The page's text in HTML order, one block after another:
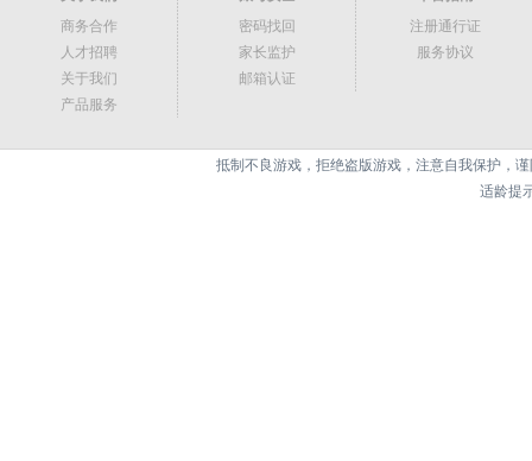
商务合作
人才招聘
关于我们
产品服务
密码找回
家长监护
邮箱认证
注册通行证
服务协议
抵制不良游戏，拒绝盗版游戏，注意自我保护，
适龄提